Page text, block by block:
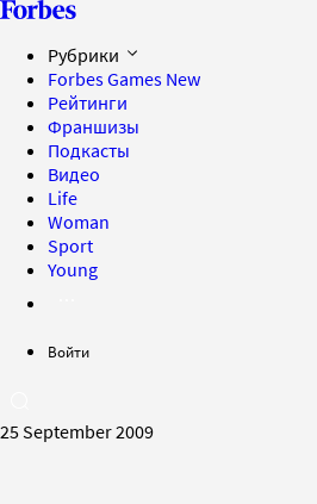
Рубрики
Forbes Games New
Рейтинги
Франшизы
Подкасты
Видео
Life
Woman
Sport
Young
Войти
25 September 2009